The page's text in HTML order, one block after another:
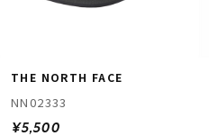
THE NORTH FACE
NN02333
¥5,500